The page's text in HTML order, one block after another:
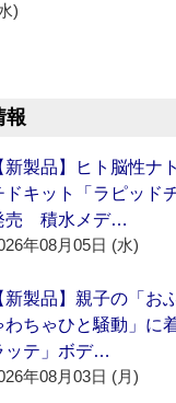
)
報
新製品】ヒト脳性ナ
ドキット「ラピッド
売 積水メデ…
年08月05日 (水)
新製品】親子の「お
わちゃひと騒動」に
ッテ」ボデ…
年08月03日 (月)